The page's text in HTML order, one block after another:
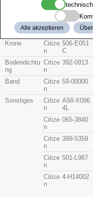
Citize
n
54-83493J
Citize
n
54-83394J
Krone
Citize
n
506-E051
C
Bodendichtu
ng
Citize
n
392-0913
Band
Citize
n
59-00000
Sonstiges
Citize
n
A58-X096
4L
Citize
n
065-3840
Citize
n
399-5359
Citize
n
501-L987
Citize
n
4-H14002
Alle akzeptieren